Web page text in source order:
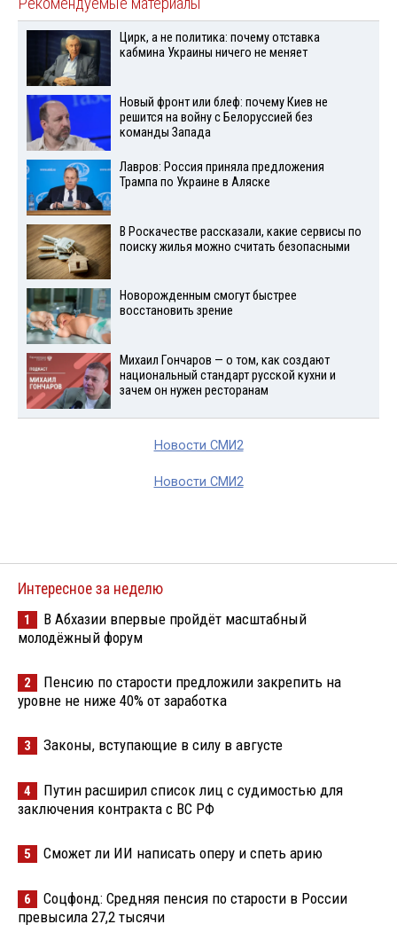
Цирк, а не политика: почему отставка
кабмина Украины ничего не меняет
Новый фронт или блеф: почему Киев не
решится на войну с Белоруссией без
команды Запада
Лавров: Россия приняла предложения
Трампа по Украине в Аляске
В Роскачестве рассказали, какие сервисы по
поиску жилья можно считать безопасными
Новорожденным смогут быстрее
восстановить зрение
Михаил Гончаров — о том, как создают
национальный стандарт русской кухни и
зачем он нужен ресторанам
Новости СМИ2
Новости СМИ2
Интересное за неделю
1
В Абхазии впервые пройдёт масштабный
молодёжный форум
2
Пенсию по старости предложили закрепить на
уровне не ниже 40% от заработка
3 Законы, вступающие в силу в августе
4
Путин расширил список лиц с судимостью для
заключения контракта с ВС РФ
5 Сможет ли ИИ написать оперу и спеть арию
6
Соцфонд: Средняя пенсия по старости в России
превысила 27,2 тысячи